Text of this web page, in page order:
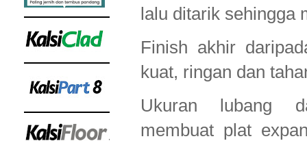
lalu ditarik sehingga
Finish akhir
kuat, ringan dan
Ukuran lubang
membuat plat